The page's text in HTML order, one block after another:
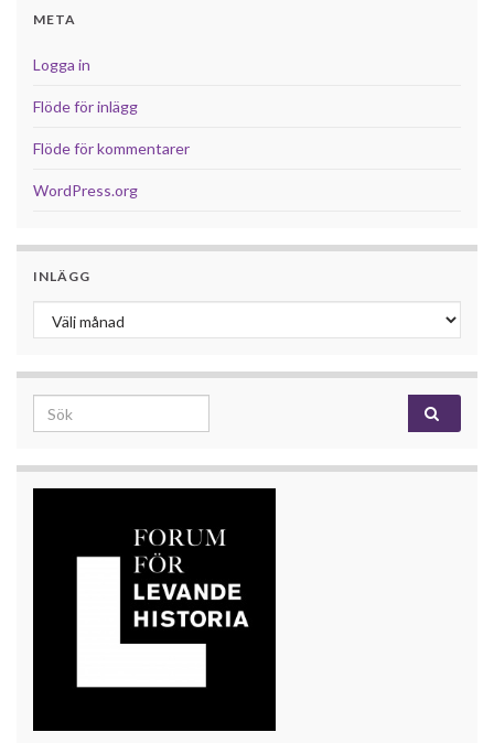
META
Logga in
Flöde för inlägg
Flöde för kommentarer
WordPress.org
INLÄGG
Inlägg
Search for: